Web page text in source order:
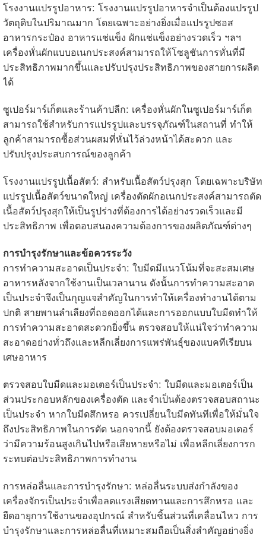
โรงงานแปรรูปอาหาร: โรงงานแปรรูปอาหารจำเป็นต้องแปรรูป
วัตถุดิบในปริมาณมาก โดยเฉพาะอย่างยิ่งเมื่อแปรรูปซอส
อาหารกระป๋อง อาหารแช่แข็ง ผักแช่แข็งอย่างรวดเร็ว ฯลฯ
เครื่องหั่นผักแบบอเนกประสงค์สามารถให้โซลูชันการหั่นที่มี
ประสิทธิภาพมากขึ้นและปรับปรุงประสิทธิภาพของสายการผลิต
ได้
ซูเปอร์มาร์เก็ตและร้านค้าปลีก: เครื่องหั่นผักในซูเปอร์มาร์เก็ต
สามารถใช้สำหรับการแปรรูปและบรรจุภัณฑ์ในสถานที่ ทำให้
ลูกค้าสามารถซื้อส่วนผสมที่หั่นไว้ล่วงหน้าได้สะดวก และ
ปรับปรุงประสบการณ์ของลูกค้า
โรงงานแปรรูปเนื้อสัตว์: สำหรับเนื้อสัตว์ปรุงสุก โดยเฉพาะบริษัท
แปรรูปเนื้อสัตว์ขนาดใหญ่ เครื่องตัดผักอเนกประสงค์สามารถตัด
เนื้อสัตว์ปรุงสุกให้เป็นรูปร่างที่ต้องการได้อย่างรวดเร็วและมี
ประสิทธิภาพ เพื่อตอบสนองความต้องการของผลิตภัณฑ์ต่างๆ
การบำรุงรักษาและข้อควรระวัง
การทำความสะอาดเป็นประจำ: ใบมีดมีแนวโน้มที่จะสะสมเศษ
อาหารหลังจากใช้งานเป็นเวลานาน ดังนั้นการทำความสะอาด
เป็นประจำจึงเป็นกุญแจสำคัญในการทำให้เครื่องทำงานได้ตาม
ปกติ สายพานลำเลียงที่ถอดออกได้และการออกแบบใบมีดทำให้
การทำความสะอาดสะดวกยิ่งขึ้น ตรวจสอบให้แน่ใจว่าทำความ
สะอาดอย่างทั่วถึงและหลีกเลี่ยงการแพร่พันธุ์ของแบคทีเรียบน
เศษอาหาร
ตรวจสอบใบมีดและมอเตอร์เป็นประจำ: ใบมีดและมอเตอร์เป็น
ส่วนประกอบหลักของเครื่องตัด และจำเป็นต้องตรวจสอบสถานะ
เป็นประจำ หากใบมีดสึกหรอ ควรเปลี่ยนใบมีดทันทีเพื่อให้มั่นใจ
ถึงประสิทธิภาพในการตัด นอกจากนี้ ยังต้องตรวจสอบมอเตอร์
ว่ามีความร้อนสูงเกินไปหรือเสียหายหรือไม่ เพื่อหลีกเลี่ยงการก
ระทบต่อประสิทธิภาพการทำงาน
การหล่อลื่นและการบำรุงรักษา: หล่อลื่นระบบส่งกำลังของ
เครื่องจักรเป็นประจำเพื่อลดแรงเสียดทานและการสึกหรอ และ
ยืดอายุการใช้งานของอุปกรณ์ สำหรับชิ้นส่วนที่เคลื่อนไหว การ
บำรุงรักษาและการหล่อลื่นที่เหมาะสมถือเป็นสิ่งสำคัญอย่างยิ่ง